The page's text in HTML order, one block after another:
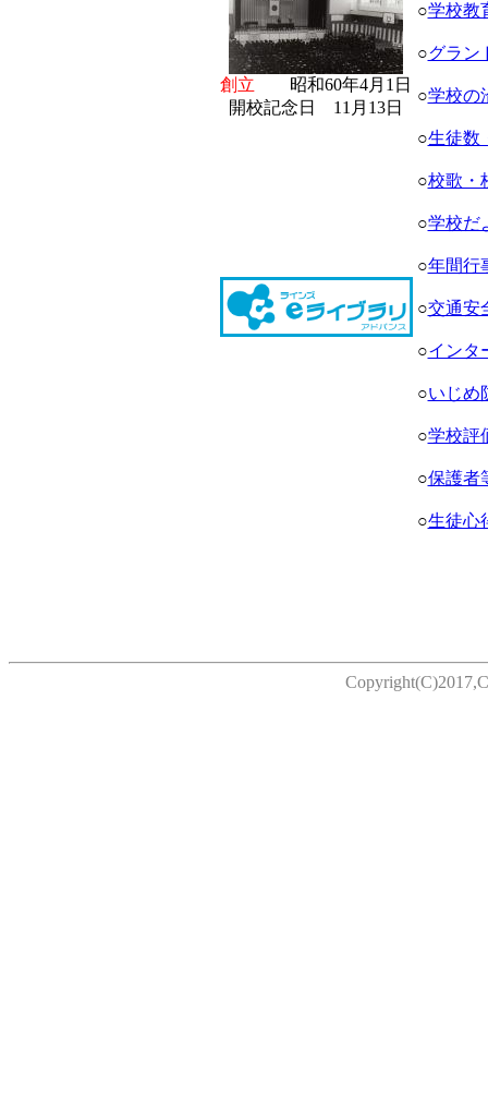
創立 昭和60年4月1日
開校記念日 11月13日
○学校教
○グラン
○学校の
○生徒数
○校歌・
○学校だ
○年間行
○交通安
○インタ
○いじめ
○学校評
○保護者
○生徒心